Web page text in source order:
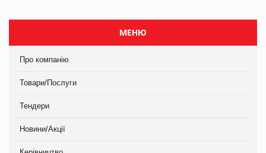
МЕНЮ
Про компанію
Товари/Послуги
Тендери
Новини/Акції